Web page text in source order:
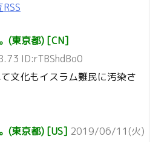
(東京都) [CN]
ID:rTBShdBo0
文化もイスラム難民に汚染さ
(東京都) [US] 2019/06/11(火)